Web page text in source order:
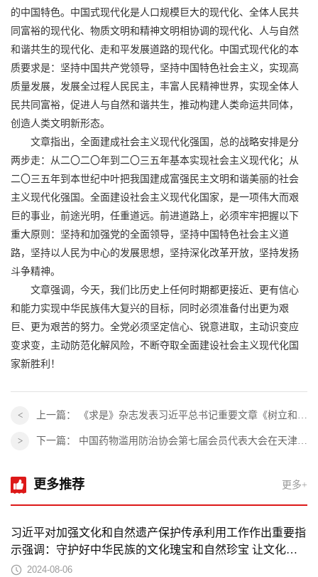
的中国特色。中国式现代化是人口规模巨大的现代化、全体人民共
同富裕的现代化、物质文明和精神文明相协调的现代化、人与自然
和谐共生的现代化、走和平发展道路的现代化。中国式现代化的本
质要求是：坚持中国共产党领导，坚持中国特色社会主义，实现高
质量发展，发展全过程人民民主，丰富人民精神世界，实现全体人
民共同富裕，促进人与自然和谐共生，推动构建人类命运共同体，
创造人类文明新形态。
文章指出，全面建成社会主义现代化强国，总的战略安排是分
两步走：从二〇二〇年到二〇三五年基本实现社会主义现代化；从
二〇三五年到本世纪中叶把我国建成富强民主文明和谐美丽的社会
主义现代化强国。全面建设社会主义现代化国家，是一项伟大而艰
巨的事业，前途光明，任重道远。前进道路上，必须牢牢把握以下
重大原则：坚持和加强党的全面领导，坚持中国特色社会主义道
路，坚持以人民为中心的发展思想，坚持深化改革开放，坚持发扬
斗争精神。
文章强调，今天，我们比历史上任何时期都更接近、更有信心
和能力实现中华民族伟大复兴的目标，同时必须准备付出更为艰
巨、更为艰苦的努力。全党必须坚定信心、锐意进取，主动识变应
变求变，主动防范化解风险，不断夺取全面建设社会主义现代化国
家新胜利！
上一篇： 《求是》杂志发表习近平总书记重要文章《树立和践行正确政绩观》
下一篇： 中国药物滥用防治协会第七届会员代表大会在天津圆满召开
更多推荐 更多+
习近平对加强文化和自然遗产保护传承利用工作作出重要指
示强调：守护好中华民族的文化瑰宝和自然珍宝 让文化和
自然遗产在新时代焕发新活力绽放新光彩
2024-08-06